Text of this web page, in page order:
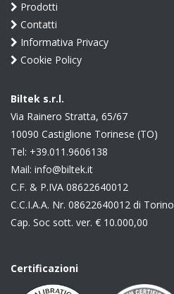
Prodotti
Contatti
Informativa Privacy
Cookie Policy
Biltek s.r.l.
Via Rainero Stratta, 65/67
10090 Castiglione Torinese (TO)
Tel: +39.011.9606138
Mail: info@biltek.it
C.F. & P.IVA 08622640012
C.C.I.A.A. Nr. 08622640012 di Torino
Cap. Soc sott. ver. € 10.000,00
Certificazioni